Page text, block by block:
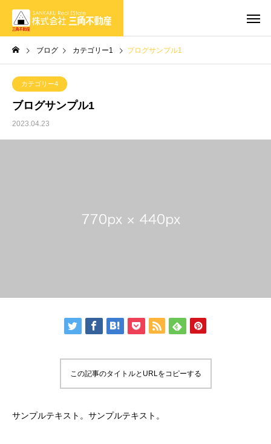
ブログ カテゴリー1 ブログサンプル1
カテゴリー4
ブログサンプル1
2023.04.23
この記事のタイトルとURLをコピーする
サンプルテキスト。サンプルテキスト。